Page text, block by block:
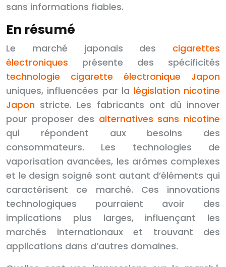
sans informations fiables.
En résumé
Le marché japonais des cigarettes
électroniques présente des spécificités
technologie cigarette électronique Japon
uniques, influencées par la législation nicotine
Japon stricte. Les fabricants ont dû innover
pour proposer des alternatives sans nicotine
qui répondent aux besoins des
consommateurs. Les technologies de
vaporisation avancées, les arômes complexes
et le design soigné sont autant d’éléments qui
caractérisent ce marché. Ces innovations
technologiques pourraient avoir des
implications plus larges, influençant les
marchés internationaux et trouvant des
applications dans d’autres domaines.